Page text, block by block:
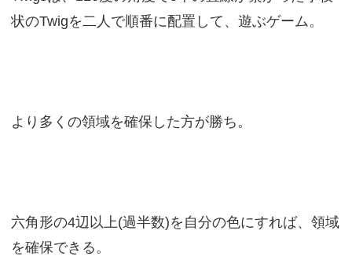
状のTwigを二人で順番に配置して、遊ぶゲーム。
より多くの領域を確保した方が勝ち。
六角形の4辺以上(過半数)を自分の色にすれば、領域
を確保できる。